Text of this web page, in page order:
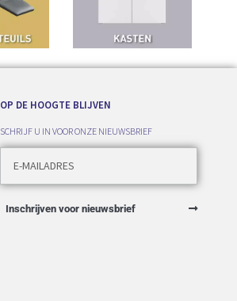
OP DE HOOGTE BLIJVEN
SCHRIJF U IN VOOR ONZE NIEUWSBRIEF
Inschrijven voor nieuwsbrief